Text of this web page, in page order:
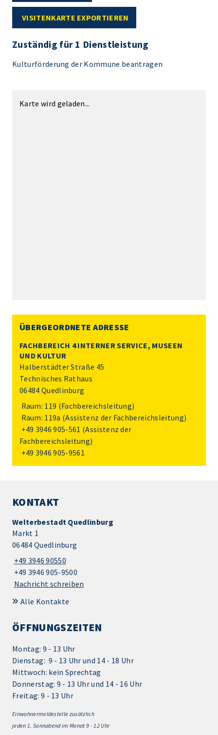
VISITENKARTE EXPORTIEREN
Zuständig für 1 Dienstleistung
Kulturförderung der Kommune beantragen
Karte wird geladen...
ÜBERGEORDNETE ADRESSE
FACHBEREICH 4 INTERNER SERVICE, MUSEEN
UND KULTUR
Halberstädter Straße 45
Technisches Rathaus
06484 Quedlinburg
Raum: 119 (Fachbereichsleitung)
Raum: 119a (Assistenz der Fachbereichsleitung)
+49 3946 905-561 (Assistenz der
Fachbereichsleitung)
+49 3946 905-9561
KONTAKT
Welterbestadt Quedlinburg
Markt 1
06484 Quedlinburg
+49 3946 90550
+49 3946 905-9500
Nachricht schreiben
Alle Kontakte
ÖFFNUNGSZEITEN
Montag: 9 - 13 Uhr
Dienstag: 9 - 13 Uhr und 14 - 18 Uhr
Mittwoch: kein Sprechtag
Donnerstag: 9 - 13 Uhr und 14 - 16 Uhr
Freitag: 9 - 13 Uhr
Einwohnermeldestelle zusätzlich
jeden 1. Sonnabend im Monat 9 - 12 Uhr